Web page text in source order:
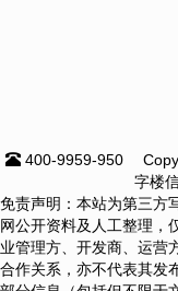
400-9959-950
字楼
免责声明：本站为第三方
网公开资料及人工整理，
业管理方、开发商、运营
合作关系，亦不代表其发